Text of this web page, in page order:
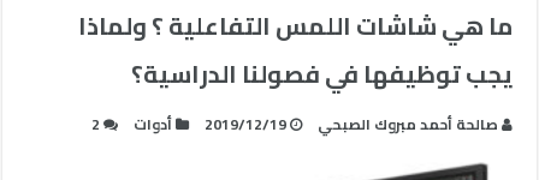
ما هي شاشات اللمس التفاعلية ؟ ولماذا
يجب توظيفها في فصولنا الدراسية؟
صالحة أحمد مبروك الصبحي 2019/12/19 أدوات 2